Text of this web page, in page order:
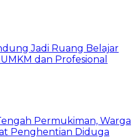
Jadi Ruang Belajar
dan Profesional
Permukiman, Warga
Penghentian Diduga